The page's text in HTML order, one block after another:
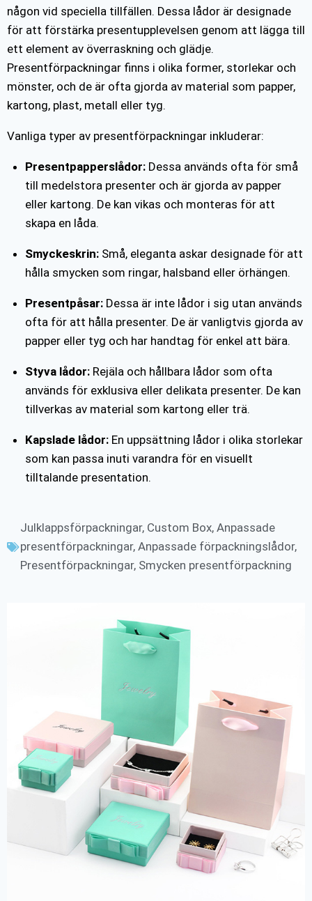
någon vid speciella tillfällen. Dessa lådor är designade
för att förstärka presentupplevelsen genom att lägga till
ett element av överraskning och glädje.
Presentförpackningar finns i olika former, storlekar och
mönster, och de är ofta gjorda av material som papper,
kartong, plast, metall eller tyg.
Vanliga typer av presentförpackningar inkluderar:
Presentpapperslådor:Dessa används ofta för små
till medelstora presenter och är gjorda av papper
eller kartong. De kan vikas och monteras för att
skapa en låda.
Smyckeskrin:Små, eleganta askar designade för att
hålla smycken som ringar, halsband eller örhängen.
Presentpåsar:Dessa är inte lådor i sig utan används
ofta för att hålla presenter. De är vanligtvis gjorda av
papper eller tyg och har handtag för enkel att bära.
Styva lådor:Rejäla och hållbara lådor som ofta
används för exklusiva eller delikata presenter. De kan
tillverkas av material som kartong eller trä.
Kapslade lådor:En uppsättning lådor i olika storlekar
som kan passa inuti varandra för en visuellt
tilltalande presentation.
Julklappsförpackningar, Custom Box, Anpassade
presentförpackningar, Anpassade förpackningslådor,
Presentförpackningar, Smycken presentförpackning